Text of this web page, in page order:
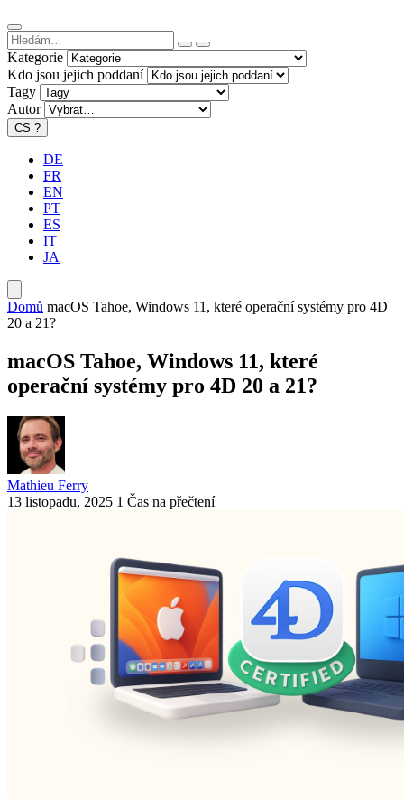
Kategorie
Kdo jsou jejich poddaní
Tagy
Autor
CS ?
DE
FR
EN
PT
ES
IT
JA
Domů macOS Tahoe, Windows 11, které operační systémy pro 4D
20 a 21?
macOS Tahoe, Windows 11, které
operační systémy pro 4D 20 a 21?
Mathieu Ferry
13 listopadu, 2025 1 Čas na přečtení